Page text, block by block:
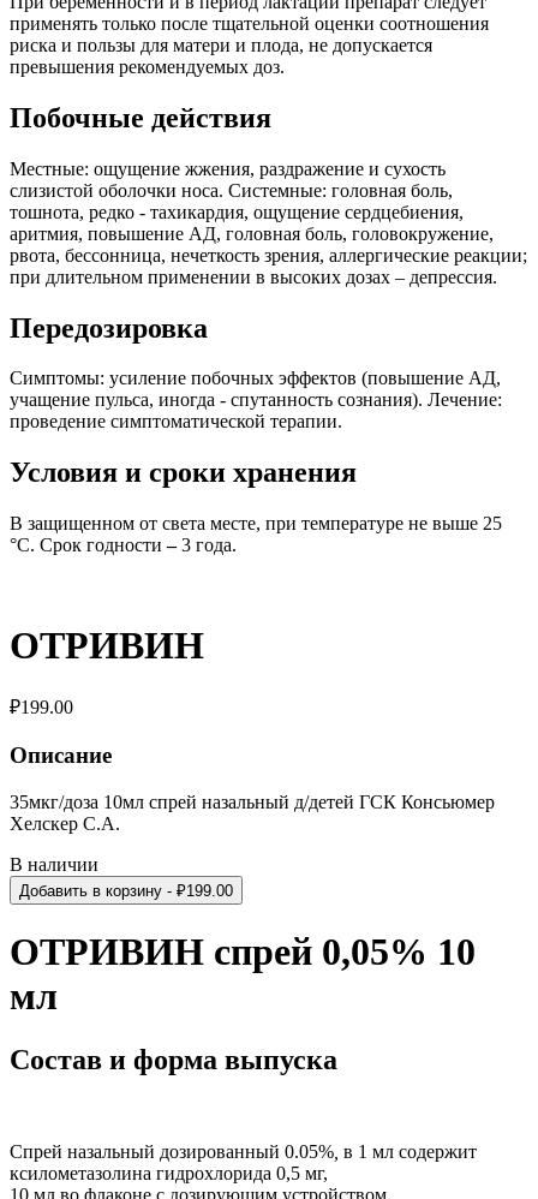
применять только после тщательной оценки соотношения
риска и пользы для матери и плода, не допускается
превышения рекомендуемых доз.
Побочные действия
Местные: ощущение жжения, раздражение и сухость
слизистой оболочки носа. Системные: головная боль,
тошнота, редко - тахикардия, ощущение сердцебиения,
аритмия, повышение АД, головная боль, головокружение,
рвота, бессонница, нечеткость зрения, аллергические реакции;
при длительном применении в высоких дозах – депрессия.
Передозировка
Симптомы: усиление побочных эффектов (повышение АД,
учащение пульса, иногда - спутанность сознания). Лечение:
проведение симптоматической терапии.
Условия и сроки хранения
В защищенном от света месте, при температуре не выше 25
°C. Срок годности –3 года.
ОТРИВИН
₽199.00
Описание
35мкг/доза 10мл спрей назальный д/детей ГСК Консьюмер
Хелскер С.А.
В наличии
Добавить в корзину - ₽199.00
ОТРИВИН спрей 0,05% 10
мл
Состав и форма выпуска
Спрей назальный дозированный 0.05% в 1 мл содержит
ксилометазолина гидрохлорида 0,5 мг,